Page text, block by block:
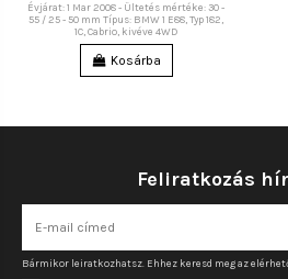
Évjárat: 1 Mar 2008 - Ültetés mértéke: 30 -
55 / 25 - 50 mm Típus: BMW 1 E88, Typ 182,
1C, Cabrio, kivéve 4WD
Kosárba
Feliratkozás
Bármikor leiratkozhatsz. Ehhez keresd meg az